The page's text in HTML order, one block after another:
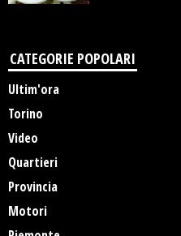
CATEGORIE POPOLARI
Ultim'ora
Torino
Video
Quartieri
Provincia
Motori